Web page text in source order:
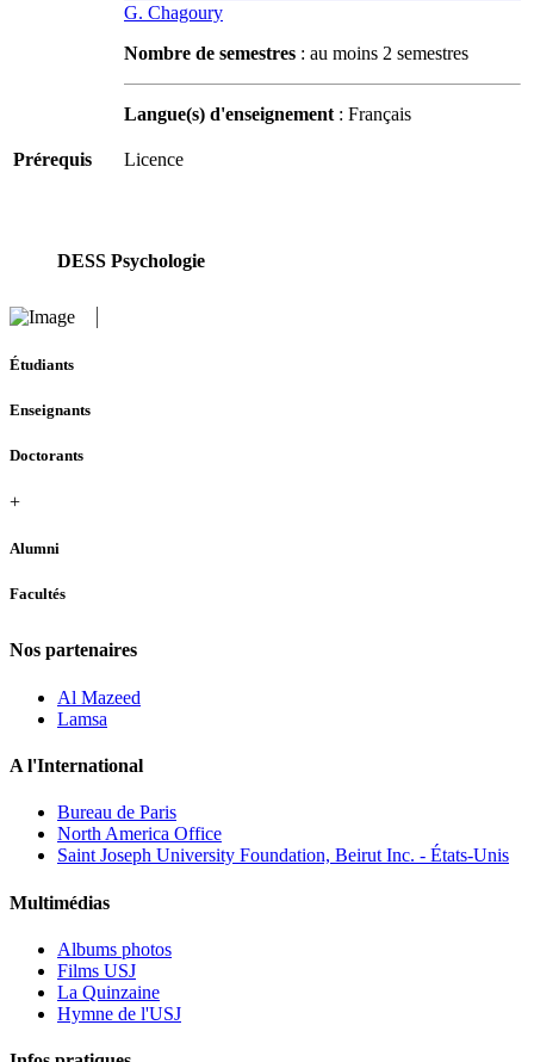
G. Chagoury
Nombre de semestres : au moins 2 semestres
Langue(s) d'enseignement: Français
Prérequis Licence
DESS Psychologie
Étudiants
Enseignants
Doctorants
+
Alumni
Facultés
Nos partenaires
Al Mazeed
Lamsa
A l'International
Bureau de Paris
North America Office
Saint Joseph University Foundation, Beirut Inc. - États-Unis
Multimédias
Albums photos
Films USJ
La Quinzaine
Hymne de l'USJ